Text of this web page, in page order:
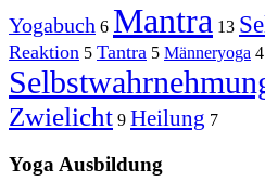
Yogabuch 6 Mantra 13
Reaktion 5 Tantra 5 Männeryoga 4
Zwielicht 9 Heilung 7
Yoga Ausbildung